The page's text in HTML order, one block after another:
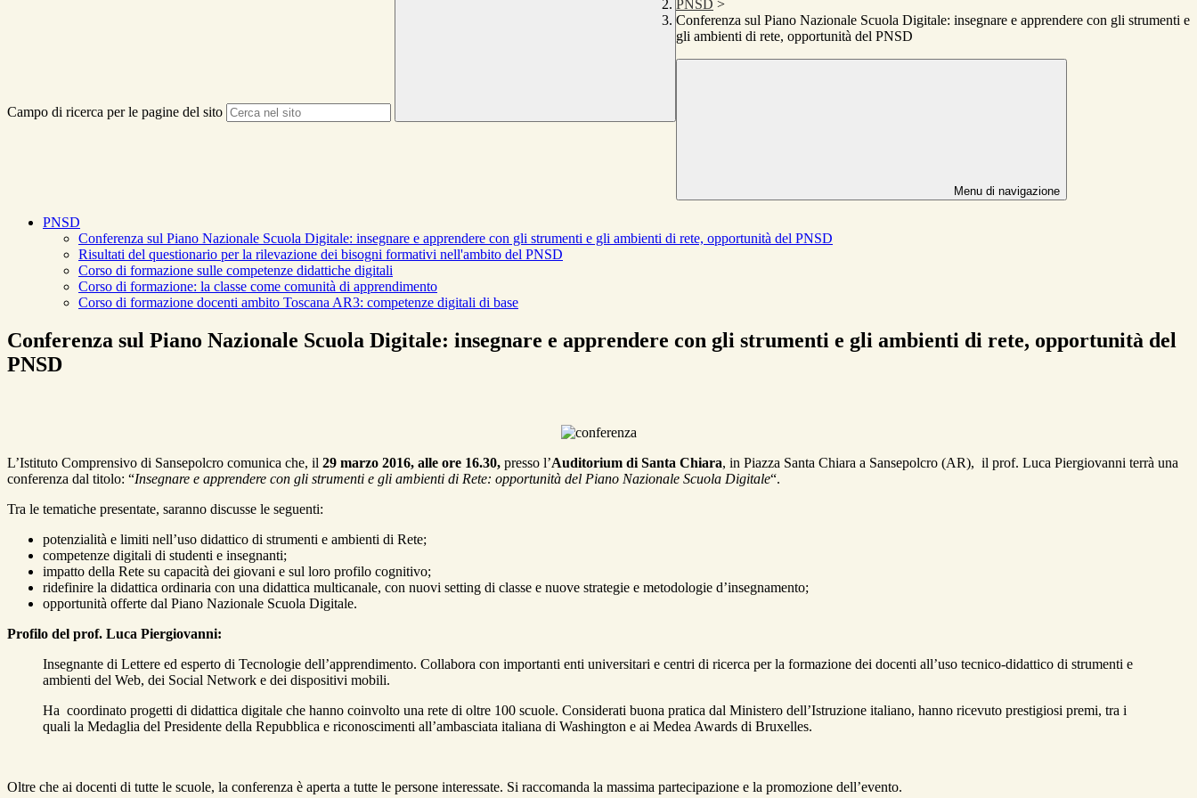
Campo di ricerca per le pagine del sito
PNSD >
Conferenza sul Piano Nazionale Scuola Digitale: insegnare e apprendere con gli strumenti e
gli ambienti di rete, opportunità del PNSD
Menu di navigazione
PNSD
Conferenza sul Piano Nazionale Scuola Digitale: insegnare e apprendere con gli strumenti e gli ambienti di rete, opportunità del PNSD
Risultati del questionario per la rilevazione dei bisogni formativi nell'ambito del PNSD
Corso di formazione sulle competenze didattiche digitali
Corso di formazione: la classe come comunità di apprendimento
Corso di formazione docenti ambito Toscana AR3: competenze digitali di base
Conferenza sul Piano Nazionale Scuola Digitale: insegnare e apprendere con gli strumenti e gli ambienti di rete, opportunità del
PNSD
L’Istituto Comprensivo di Sansepolcro comunica che, il 29 marzo 2016, alle ore 16.30, presso l’Auditorium di Santa Chiara, in Piazza Santa Chiara a Sansepolcro (AR), il prof. Luca Piergiovanni terrà una
conferenza dal titolo: “Insegnare e apprendere con gli strumenti e gli ambienti di Rete: opportunità del Piano Nazionale Scuola Digitale“.
Tra le tematiche presentate, saranno discusse le seguenti:
potenzialità e limiti nell’uso didattico di strumenti e ambienti di Rete;
competenze digitali di studenti e insegnanti;
impatto della Rete su capacità dei giovani e sul loro profilo cognitivo;
ridefinire la didattica ordinaria con una didattica multicanale, con nuovi setting di classe e nuove strategie e metodologie d’insegnamento;
opportunità offerte dal Piano Nazionale Scuola Digitale.
Profilo del prof. Luca Piergiovanni:
Insegnante di Lettere ed esperto di Tecnologie dell’apprendimento. Collabora con importanti enti universitari e centri di ricerca per la formazione dei docenti all’uso tecnico-didattico di strumenti e
ambienti del Web, dei Social Network e dei dispositivi mobili.
Ha coordinato progetti di didattica digitale che hanno coinvolto una rete di oltre 100 scuole. Considerati buona pratica dal Ministero dell’Istruzione italiano, hanno ricevuto prestigiosi premi, tra i
quali la Medaglia del Presidente della Repubblica e riconoscimenti all’ambasciata italiana di Washington e ai Medea Awards di Bruxelles.
Oltre che ai docenti di tutte le scuole, la conferenza è aperta a tutte le persone interessate. Si raccomanda la massima partecipazione e la promozione dell’evento.